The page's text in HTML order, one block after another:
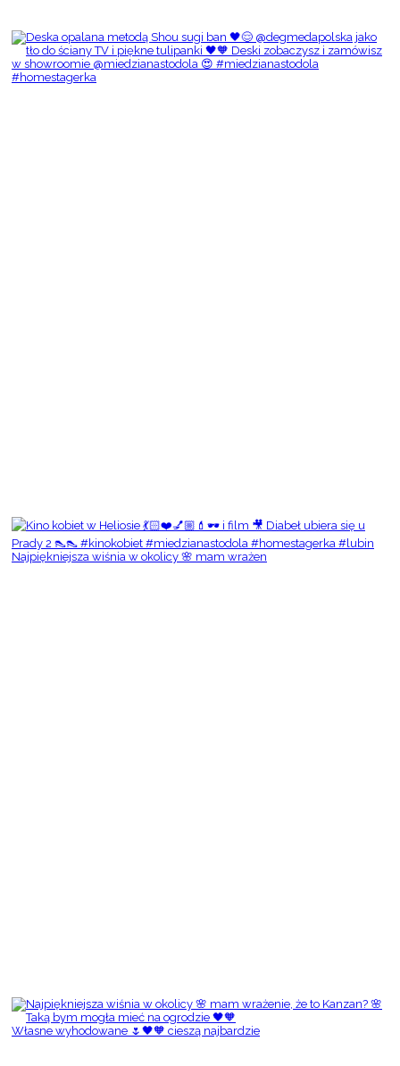
Najpiękniejsza wiśnia w okolicy 🌸 mam wrażen
Własne wyhodowane 🌷🖤🧡 cieszą najbardzie